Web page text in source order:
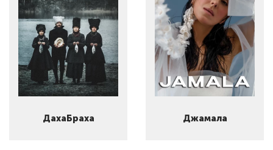
ДахаБраха Джамала